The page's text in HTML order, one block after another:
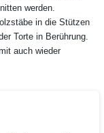
werden.
in die Stützen
Torte in Berührung.
auch wieder